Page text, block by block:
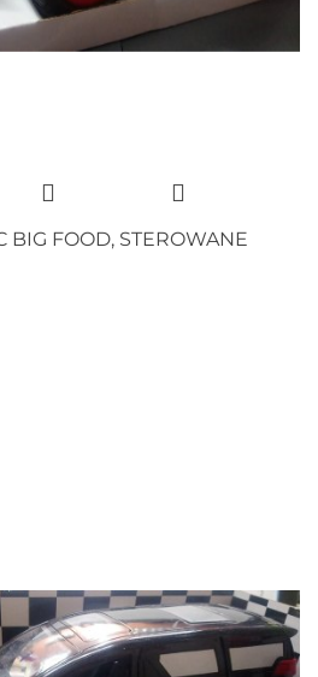
BIG FOOD, STEROWANE